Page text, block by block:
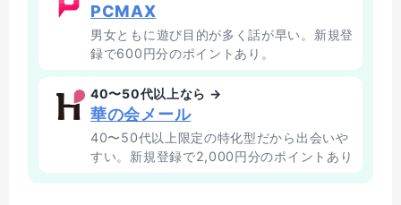
PCMAX
男女ともに遊び目的が多く話が早い。新規登
録で600円分のポイントあり。
40〜50代以上なら →
華の会メール
40〜50代以上限定の特化型だから出会いや
すい。新規登録で2,000円分のポイントあり